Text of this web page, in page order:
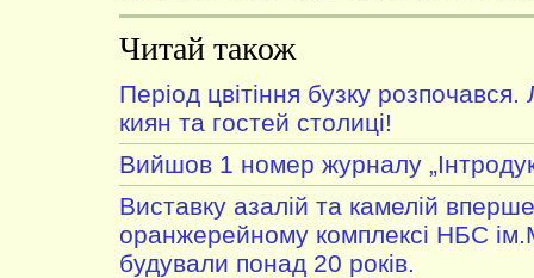
Читай також
Період цвітіння бузку
киян та гостей столиці!
Вийшов 1 номер журналу
Виставку азалій та камелій
оранжерейному комплексі НБС
будували понад 20 років.